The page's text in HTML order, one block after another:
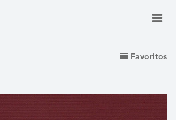
Favoritos